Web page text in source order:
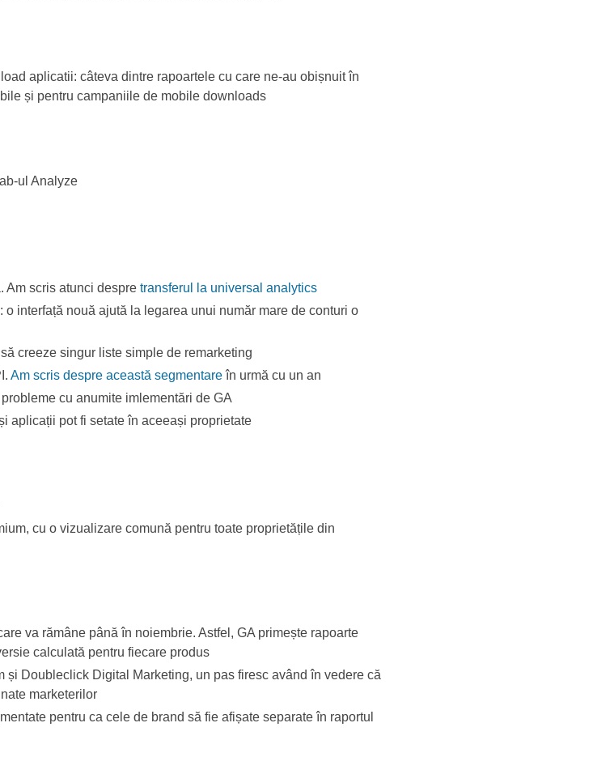
aplicatii: câteva dintre rapoartele cu care ne-au obișnuit în
și pentru campaniile de mobile downloads
ul Analyze
Am scris atunci despre transferul la universal analytics
interfață nouă ajută la legarea unui număr mare de conturi o
creeze singur liste simple de remarketing
Am scris despre această segmentareîn urmă cu un an
cu anumite imlementări de GA
aplicații pot fi setate în aceeași proprietate
cu o vizualizare comună pentru toate proprietățile din
va rămâne până în noiembrie. Astfel, GA primește rapoarte
calculată pentru fiecare produs
Doubleclick Digital Marketing, un pas firesc având în vedere că
marketerilor
pentru ca cele de brand să fie afișate separate în raportul